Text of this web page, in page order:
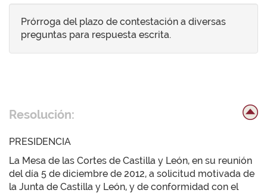
Prórroga del plazo de contestación a diversas
preguntas para respuesta escrita.
Resolución:
PRESIDENCIA
La Mesa de las Cortes de Castilla y León, en su reunión
del día 5 de diciembre de 2012, a solicitud motivada de
la Junta de Castilla y León, y de conformidad con el